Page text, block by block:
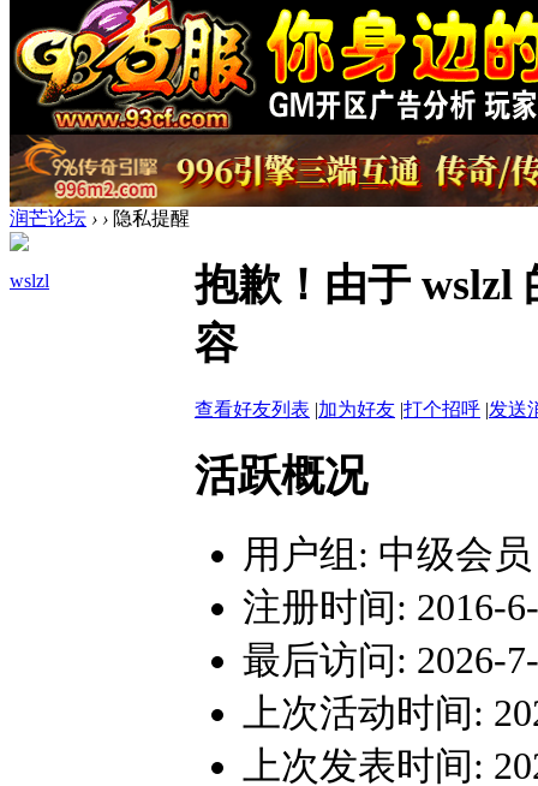
润芒论坛 › › 隐私提醒
wslzl
抱歉！由于 wslzl
容
查看好友列表 |加为好友 |打个招呼 |发送
活跃概况
用户组: 中级会员
注册时间: 2016-
最后访问: 2026-
上次活动时间:
上次发表时间: